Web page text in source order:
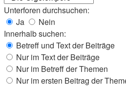
Unterforen durchsuchen:
Ja
Nein
Innerhalb suchen:
Betreff und Text der Beiträge
Nur im Text der Beiträge
Nur im Betreff der Themen
Nur im ersten Beitrag der